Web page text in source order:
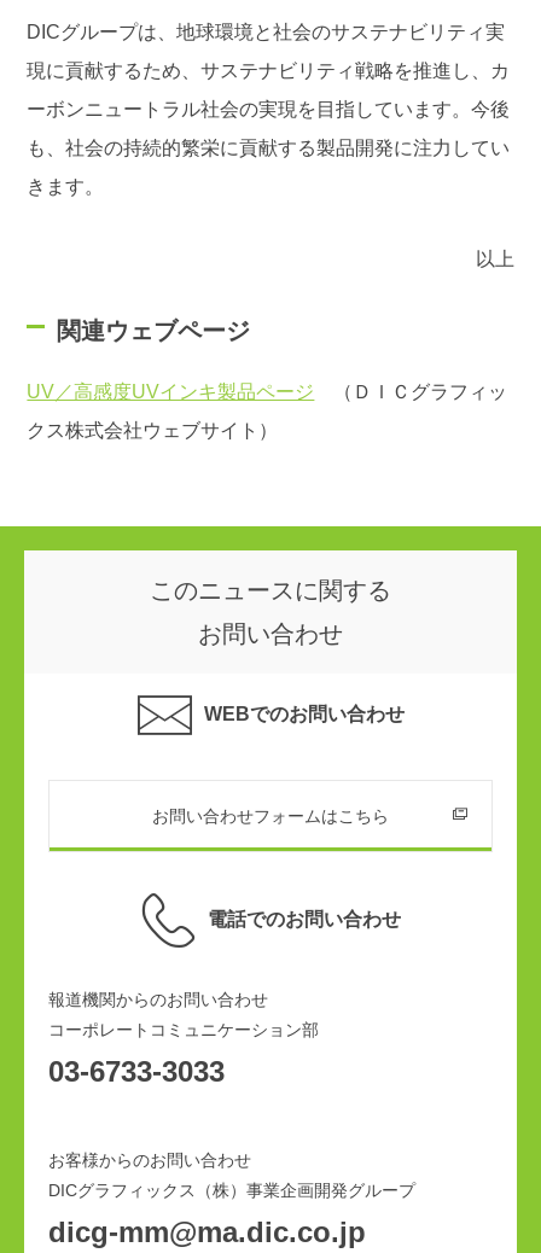
DICグループは、地球環境と社会のサステナビリティ実
現に貢献するため、サステナビリティ戦略を推進し、カ
ーボンニュートラル社会の実現を目指しています。今後
も、社会の持続的繁栄に貢献する製品開発に注力してい
きます。
以上
関連ウェブページ
UV／高感度UVインキ製品ページ （ＤＩＣグラフィッ
クス株式会社ウェブサイト）
このニュースに関する
お問い合わせ
WEBでのお問い合わせ
お問い合わせフォームはこちら
電話でのお問い合わせ
報道機関からのお問い合わせ
コーポレートコミュニケーション部
03-6733-3033
お客様からのお問い合わせ
DICグラフィックス（株）事業企画開発グループ
dicg-mm@ma.dic.co.jp